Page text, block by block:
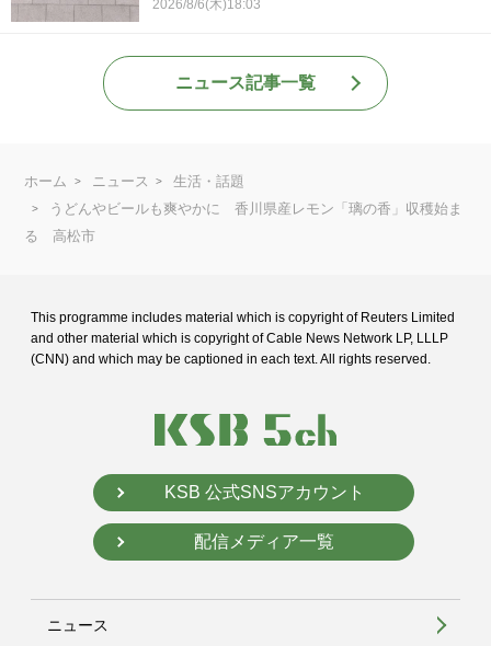
2026/8/6(木)18:03
ニュース記事一覧
ホーム ニュース
生活・話題
うどんやビールも爽やかに 香川県産レモン「璃の香」収穫始ま
る 高松市
This programme includes material which is copyright of Reuters Limited
and other material which is copyright of Cable News Network LP, LLLP
(CNN) and which may be captioned in each text. All rights reserved.
KSB 公式SNSアカウント
配信メディア一覧
ニュース